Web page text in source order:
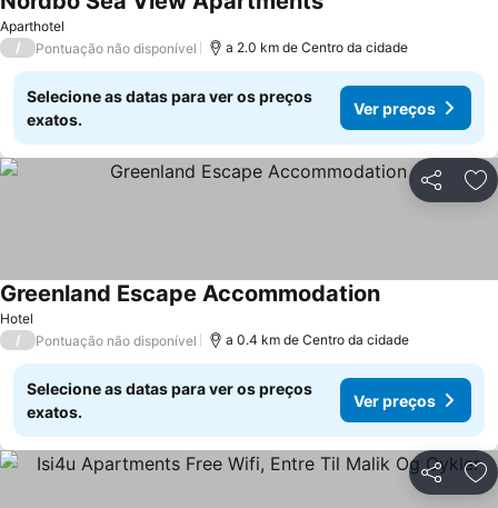
Aparthotel
Ver preços
/ Pontuação não disponível a 2.0 km de Centro da cidade
Selecione as datas para ver os preços
exatos.
Ver preços
Partilhar
Hotel
Greenland Escape AccommodationVer preços
/ Pontuação não disponível a 0.4 km de Centro da cidade
Selecione as datas para ver os preços
exatos.
Ver preços
Partilhar